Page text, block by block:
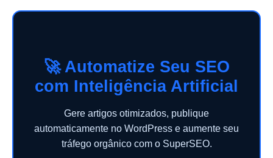
🚀 Automatize Seu SEO
com Inteligência Artificial
Gere artigos otimizados, publique
automaticamente no WordPress e aumente seu
tráfego orgânico com o SuperSEO.